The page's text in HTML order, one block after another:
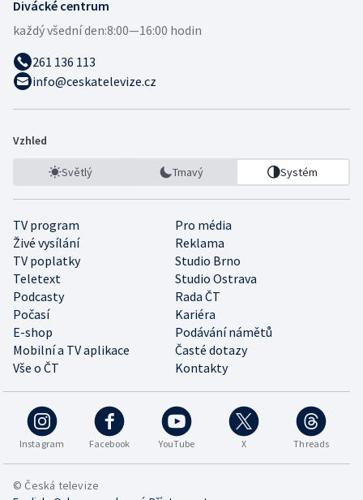
Divácké centrum
každý všední den:8:00—16:00 hodin
261 136 113
info@ceskatelevize.cz
Vzhled
Světlý Tmavý Systém
TV program
Pro média
Živé vysílání
Reklama
TV poplatky
Studio Brno
Teletext
Studio Ostrava
Podcasty
Rada ČT
Počasí
Kariéra
E-shop
Podávání námětů
Mobilní a TV aplikace
Časté dotazy
Vše o ČT
Kontakty
Instagram Facebook YouTube X Threads
© Česká televize